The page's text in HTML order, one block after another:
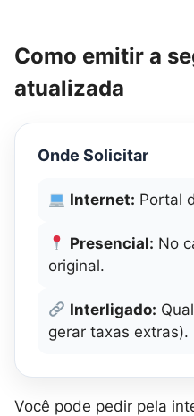
Como emitir a
atualizada
Onde Solicitar
Internet: Portal
Presencial: No
original.
Interligado:
gerar taxas extras).
Você pode pedir pela